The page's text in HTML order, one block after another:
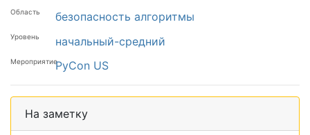
Область безопасность алгоритмы
Уровень начальный-средний
МероприятиеPyCon US
На заметку